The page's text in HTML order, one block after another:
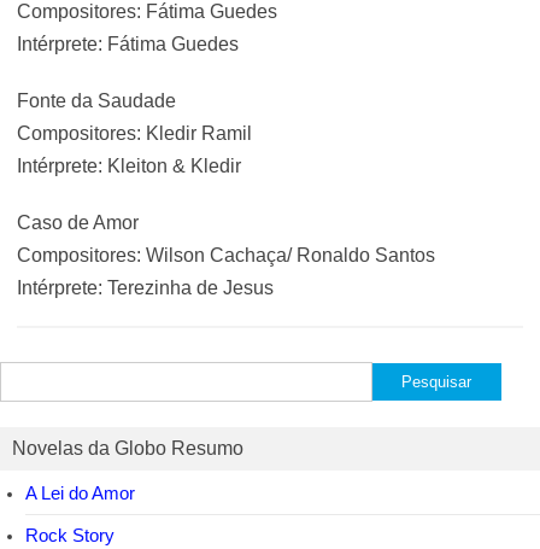
Compositores: Fátima Guedes
Intérprete: Fátima Guedes
Fonte da Saudade
Compositores: Kledir Ramil
Intérprete: Kleiton & Kledir
Caso de Amor
Compositores: Wilson Cachaça/ Ronaldo Santos
Intérprete: Terezinha de Jesus
por:
Novelas da Globo Resumo
A Lei do Amor
Rock Story